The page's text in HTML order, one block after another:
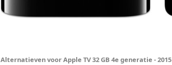
Alternatieven voor Apple TV 32 GB 4e generatie - 2015